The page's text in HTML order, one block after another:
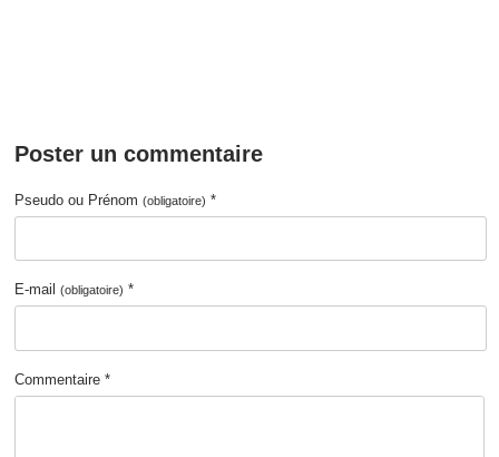
Poster un commentaire
Pseudo ou Prénom(obligatoire) *
E-mail(obligatoire) *
Commentaire *